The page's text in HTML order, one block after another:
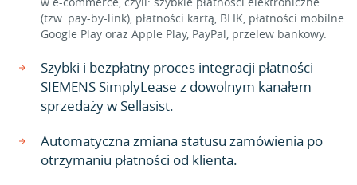
(tzw. pay-by-link), płatności kartą, BLIK, płatności mobilne
Google Play oraz Apple Play, PayPal, przelew bankowy.
Szybki i bezpłatny proces integracji płatności
SIEMENS SimplyLease z dowolnym kanałem
sprzedaży w Sellasist.
Automatyczna zmiana statusu zamówienia po
otrzymaniu płatności od klienta.